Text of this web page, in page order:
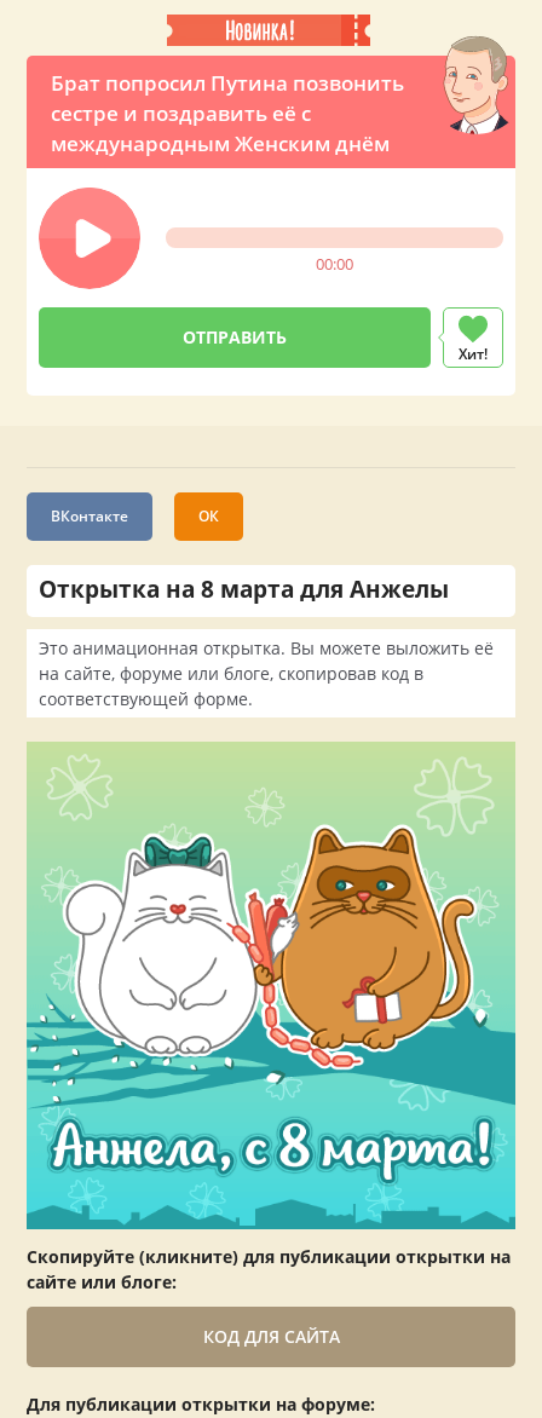
Брат попросил Путина позвонить
сестре и поздравить её с
международным Женским днём
00:00
Хит!
ВКонтакте ОК
Открытка на 8 марта для Анжелы
Это анимационная открытка. Вы можете выложить её
на сайте, форуме или блоге, скопировав код в
соответствующей форме.
Скопируйте (кликните) для публикации открытки на
сайте или блоге:
КОД ДЛЯ САЙТА
Для публикации открытки на форуме: